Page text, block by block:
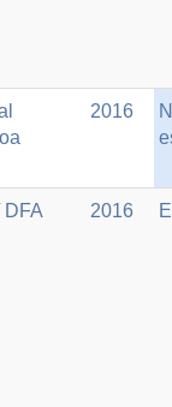
2016
DFA 2016